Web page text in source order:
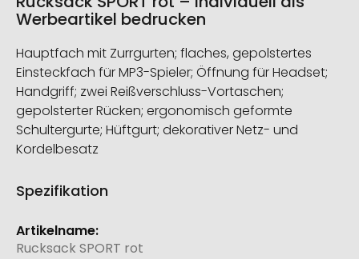
Werbeartikel bedrucken
Hauptfach mit Zurrgurten; flaches, gepolstertes
Einsteckfach für MP3-Spieler; Öffnung für Headset;
Handgriff; zwei Reißverschluss-Vortaschen;
gepolsterter Rücken; ergonomisch geformte
Schultergurte; Hüftgurt; dekorativer Netz- und
Kordelbesatz
Spezifikation
Weitere
Informationen
Rucksack SPORT rot